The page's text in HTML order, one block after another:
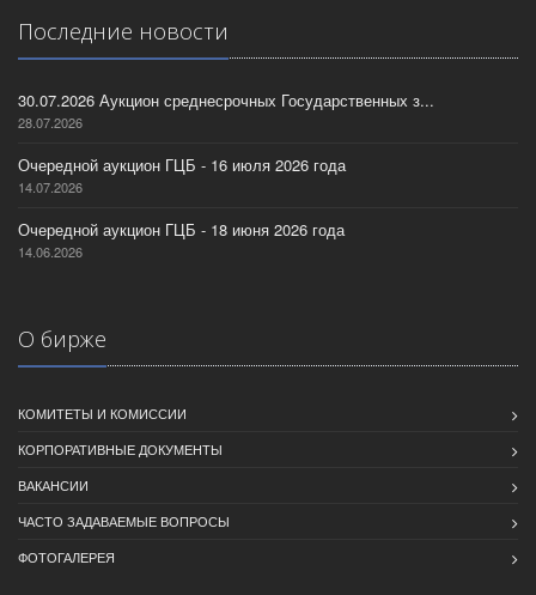
Последние новости
30.07.2026 Аукцион среднесрочных Государственных з...
28.07.2026
Очередной аукцион ГЦБ - 16 июля 2026 года
14.07.2026
Очередной аукцион ГЦБ - 18 июня 2026 года
14.06.2026
О бирже
КОМИТЕТЫ И КОМИССИИ
КОРПОРАТИВНЫЕ ДОКУМЕНТЫ
ВАКАНСИИ
ЧАСТО ЗАДАВАЕМЫЕ ВОПРОСЫ
ФОТОГАЛЕРЕЯ